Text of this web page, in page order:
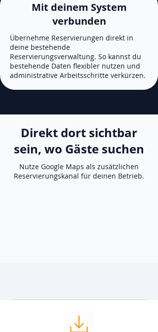
Mit deinem System
verbunden
Übernehme Reservierungen direkt in
deine bestehende
Reservierungsverwaltung. So kannst du
bestehende Daten flexibler nutzen und
administrative Arbeitsschritte verkürzen.
Direkt dort sichtbar
sein, wo Gäste suchen
Nutze Google Maps als zusätzlichen
Reservierungskanal für deinen Betrieb.